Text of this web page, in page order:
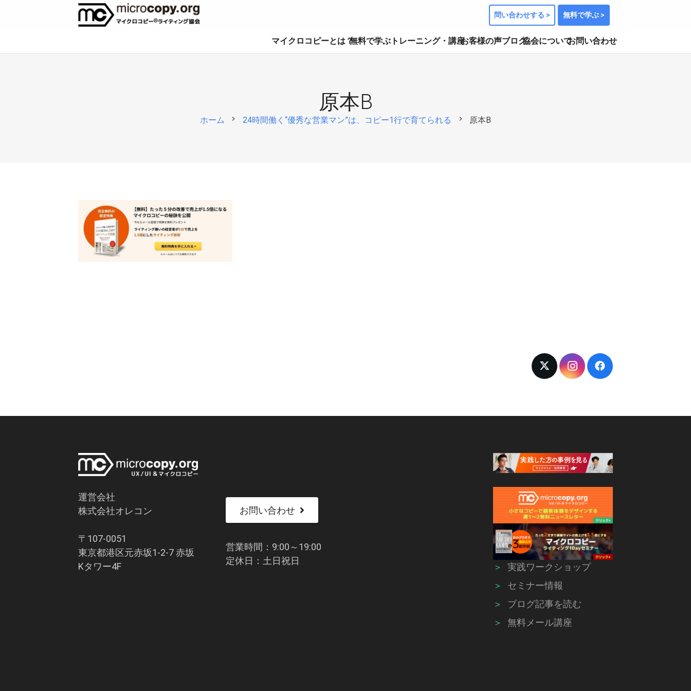
問い合わせする > 無料で学ぶ >
マイクロコピーとは？無料で学ぶ トレーニング・講座お客様の声ブログ協会についてお問い合わせ
原本B
ホーム chevron_right 24時間働く“優秀な営業マン”は、コピー1行で育てられる chevron_right 原本B
運営会社
株式会社オレコン
〒107-0051
東京都港区元赤坂1-2-7 赤坂
Kタワー4F
お問い合わせ
営業時間：9:00～19:00
定休日：土日祝日
＞
実践ワークショップ
＞
セミナー情報
＞
ブログ記事を読む
＞
無料メール講座